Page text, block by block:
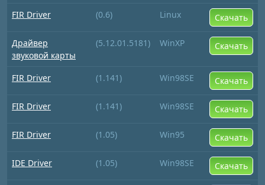
FIR Driver (0.6) Linux Скачать
Драйвер
звуковой карты
(5.12.01.5181) WinXP Скачать
FIR Driver (1.141) Win98SE Скачать
FIR Driver (1.141) Win98SE Скачать
FIR Driver (1.05) Win95 Скачать
IDE Driver (1.05) Win98SE Скачать